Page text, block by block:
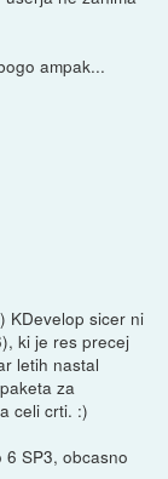
ampak...
KDevelop sicer ni
ki je res precej
letih nastal
za
celi crti. :)
SP3, obcasno